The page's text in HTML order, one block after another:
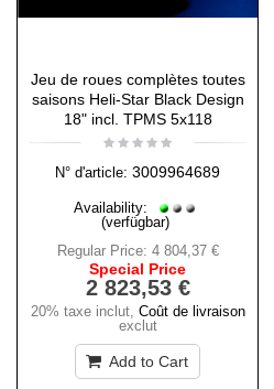
Jeu de roues complètes toutes
saisons Heli-Star Black Design
18" incl. TPMS 5x118
N° d'article: 3009964689
Availability:
(verfügbar)
Regular Price: 4 804,37 €
Special Price
2 823,53 €
20% taxe inclut, Coût de livraison
exclut
Add to Cart